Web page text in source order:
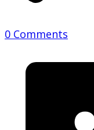
0 Comments